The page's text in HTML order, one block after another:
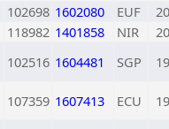
102698 1602080 EUF
118982 1401858 NIR
102516 1604481 SGP
107359 1607413 ECU